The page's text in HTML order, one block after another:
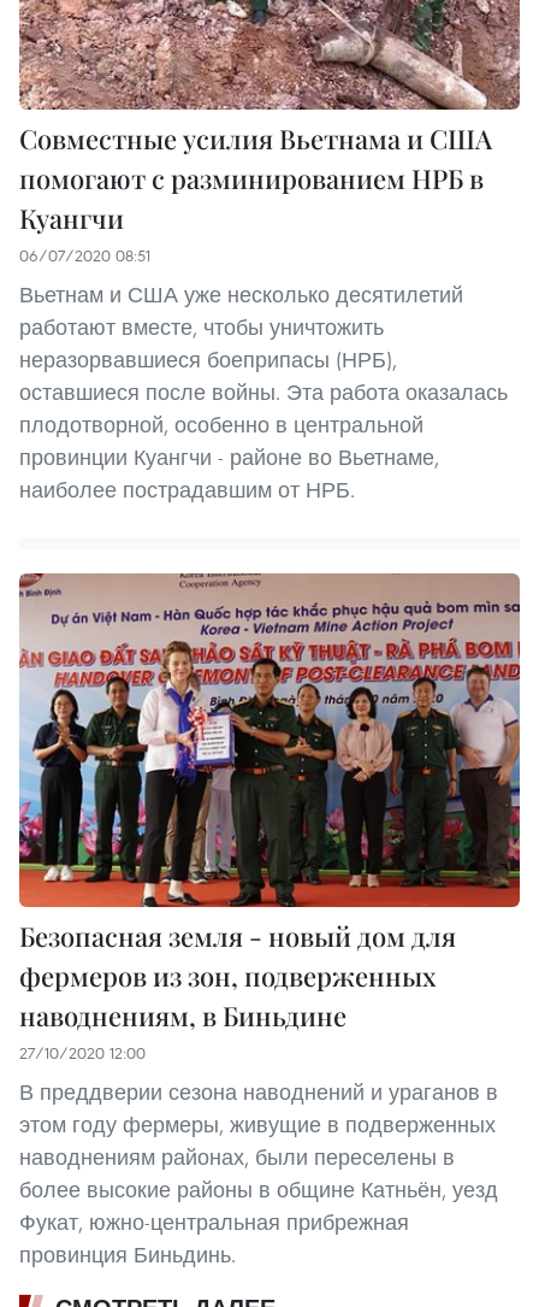
Совместные усилия Вьетнама и США
помогают с разминированием НРБ в
Куангчи
06/07/2020 08:51
Вьетнам и США уже несколько десятилетий
работают вместе, чтобы уничтожить
неразорвавшиеся боеприпасы (НРБ),
оставшиеся после войны. Эта работа оказалась
плодотворной, особенно в центральной
провинции Куангчи - районе во Вьетнаме,
наиболее пострадавшим от НРБ.
Безопасная земля - новый дом для
фермеров из зон, подверженных
наводнениям, в Биньдине
27/10/2020 12:00
В преддверии сезона наводнений и ураганов в
этом году фермеры, живущие в подверженных
наводнениям районах, были переселены в
более высокие районы в общине Катньён, уезд
Фукат, южно-центральная прибрежная
провинция Биньдинь.